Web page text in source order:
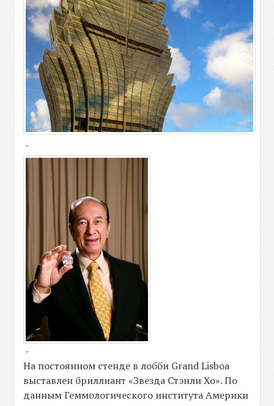
-
-
На постоянном стенде в лобби Grand Lisboa
выставлен бриллиант «Звезда Стэнли Хо». По
данным Геммологического института Америки